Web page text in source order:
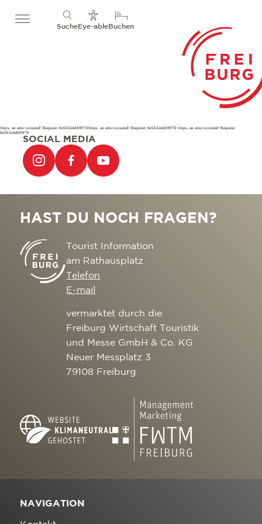
SucheEye-ableBuchen
Oops, an error occurred! Request: 0e563e4d69970Oops, an error occurred! Request: 0e563e4d69970 Oops, an error occurred! Request:
0e563e4d69970
SOCIAL MEDIA
HAST DU NOCH FRAGEN?
Tourist Information
am Rathausplatz
Telefon
E-mail
vermarktet durch die
Freiburg Wirtschaft Touristik
und Messe GmbH & Co. KG
Neuer Messplatz 3
79108 Freiburg
NAVIGATION